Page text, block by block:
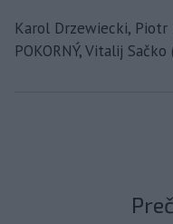
Karol Drzewiecki, Piotr
POKORNÝ, Vitalij